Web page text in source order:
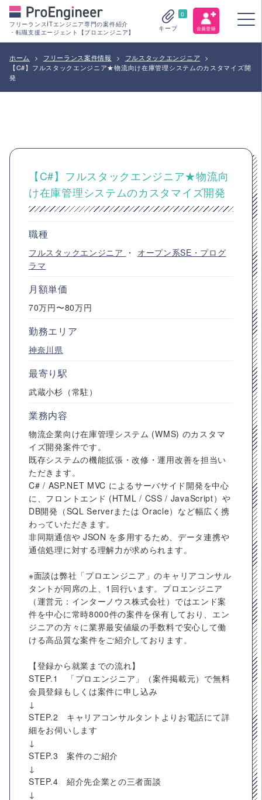
フリーランスITエンジニア専門の案件紹介
・転職支援エージェント【プロエンジニア】
0
キープ
ホーム > フリーランス案件情報 > フルスタックエンジニア
>
【C#】フルスタックエンジニア★物流向け在庫管理システムのカスタマイズ開
発
【C#】フルスタックエンジニア★物流向
け在庫管理システムのカスタマイズ開発
職種
フルスタックエンジニア ・ オープン系SE・プログ
ラマ
月額単価
70万円〜80万円
勤務エリア
神奈川県
最寄り駅
武蔵小杉（常駐）
業務内容
物流企業向け在庫管理システム (WMS) のカスタマ
イズ開発案件です。
既存システムの機能拡張・改修・運用改善を担当い
ただきます。
C# / ASP.NET MVC によるサーバサイド開発を中心
に、フロントエンド (HTML / CSS / JavaScript）や
DB開発（SQL Serverまたは Oracle）など幅広く携
わっていただきます。
非同期通信や JSON を多用するため、データ連携や
通信処理に対する理解力が求められます。
※面談は弊社「プロエンジニア」のキャリアコンサル
タントが同席の上、1回行います。プロエンジニア
（運営元：インターノウス株式会社）ではエンド案
件を中心に常時8000件の案件を保有しており、エン
ジニアの方々に業界最安値級の手数料で安心して働
ける高品質な案件をご紹介しております。
【登録から就業までの流れ】
STEP.1 「プロエンジニア」（案件掲載元）で無料
会員登録もしくは案件に申し込み
↓
STEP.2 キャリアコンサルタントよりお電話にて詳
細をお伺いします
↓
STEP.3 案件のご紹介
↓
STEP.4 紹介先企業との三者面談
↓